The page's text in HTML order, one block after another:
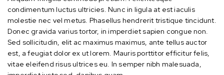
condimentum luctus ultricies. Nunc in ligula at est iaculis
molestie nec vel metus. Phasellus hendrerit tristique tincidunt.
Donec gravida varius tortor, in imperdiet sapien congue non.
Sed sollicitudin, elit ac maximus maximus, ante tellus auctor
est, a feugiat dolor ex ut lorem. Mauris porttitor efficitur felis,
vitae eleifend risus ultrices eu. In semper nibh malesuada,